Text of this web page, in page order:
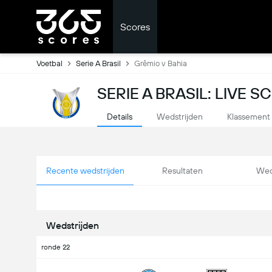
Scores
Voetbal Serie A Brasil Grêmio v Bahia
SERIE A BRASIL: LIVE
Details Wedstrijden Klassement
Recente wedstrijden Resultaten
Wedstrijden
ronde 22